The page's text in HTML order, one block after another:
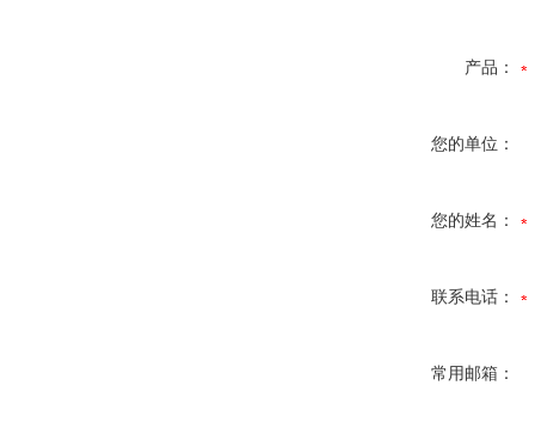
产品：
您的单位：
您的姓名：
联系电话：
常用邮箱：